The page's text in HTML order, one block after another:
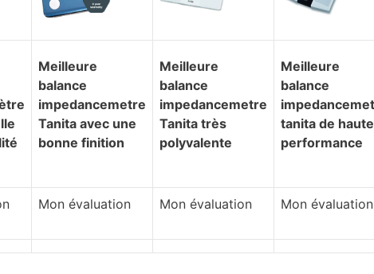
​Meilleure
balance
impedancemetre
Tanita avec une
bonne finition
​Meilleure
balance
impedancemetre
Tanita très
polyvalente
​Meilleure
balance
tanita de haute
performance
Mon évaluation Mon évaluation Mon évaluation